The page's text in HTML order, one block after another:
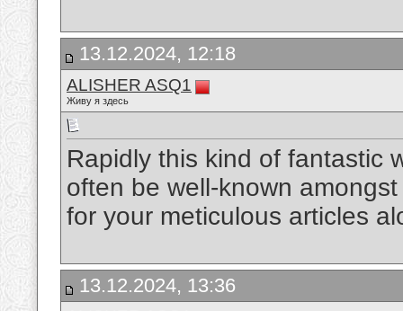
13.12.2024, 12:18
ALISHER ASQ1
Живу я здесь
Rapidly this kind of fantastic
often be well-known
for your meticulous articles
13.12.2024, 13:36